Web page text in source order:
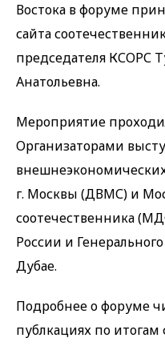
Востока в форуме
сайта
председателя КСОРС
Анатольевна.
Мероприятие
Организаторами
г. Москвы (ДВМС) и
соотечественника
России и
Дубае.
Подробнее о форуме
публкациях по итогам